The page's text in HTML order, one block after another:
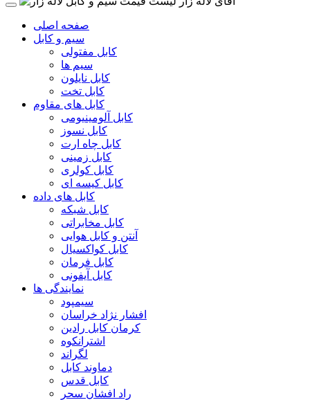
صفحه اصلی
سیم و کابل
کابل مفتولی
سیم ها
کابل نایلون
کابل تخت
کابل های مقاوم
کابل آلومینیومی
کابل نسوز
کابل چاه ارت
کابل زمینی
کابل کولری
کابل کیسه ای
کابل های داده
کابل شبکه
کابل مخابراتی
آنتن و کابل هوایی
کابل کواکسیال
کابل فرمان
کابل آیفونی
نمایندگی ها
سیمپود
افشار نژاد خراسان
کرمان کابل رادین
اشترانکوه
لگراند
دماوند کابل
کابل قدس
راد افشان سحر